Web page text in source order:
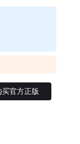
买官方正版